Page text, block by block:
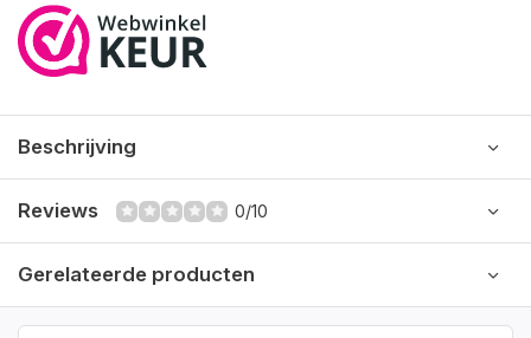
Beschrijving
Reviews 0/10
Gerelateerde producten